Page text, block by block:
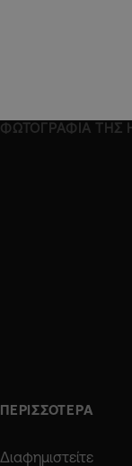
ΦΩΤΟΓΡΑΦΙΑ ΤΗΣ
ΠΕΡΙΣΣΟΤΕΡΑ
Διαφημιστείτε